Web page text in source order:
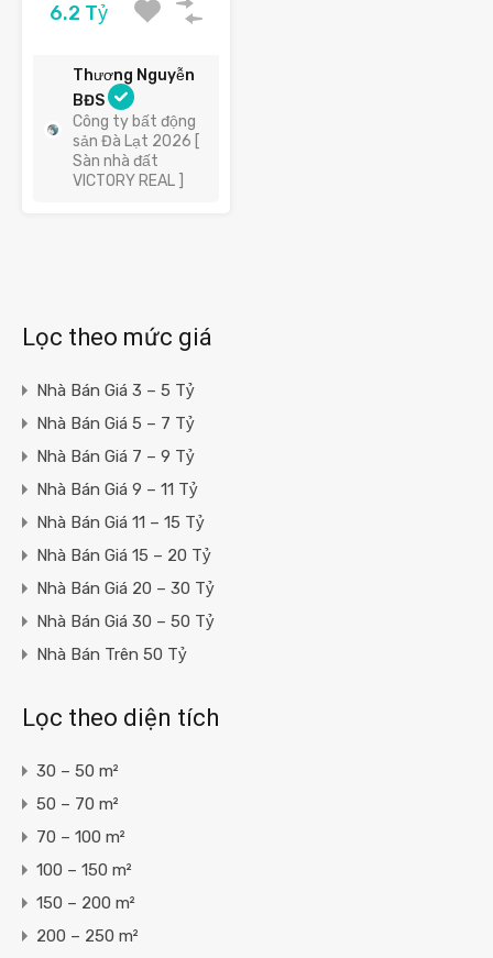
6.2 Tỷ
Thương Nguyễn
BĐS
Công ty bất động
sản Đà Lạt 2026 [
Sàn nhà đất
VICTORY REAL ]
Lọc theo mức giá
Nhà Bán Giá 3 – 5 Tỷ
Nhà Bán Giá 5 – 7 Tỷ
Nhà Bán Giá 7 – 9 Tỷ
Nhà Bán Giá 9 – 11 Tỷ
Nhà Bán Giá 11 – 15 Tỷ
Nhà Bán Giá 15 – 20 Tỷ
Nhà Bán Giá 20 – 30 Tỷ
Nhà Bán Giá 30 – 50 Tỷ
Nhà Bán Trên 50 Tỷ
Lọc theo diện tích
30 – 50 m²
50 – 70 m²
70 – 100 m²
100 – 150 m²
150 – 200 m²
200 – 250 m²